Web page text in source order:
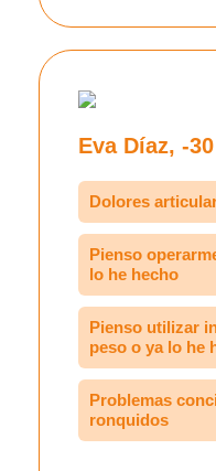
Eva Díaz, -
Dolores
Pienso
lo he hecho
Pienso utilizar
peso o ya lo he
Problemas
ronquidos